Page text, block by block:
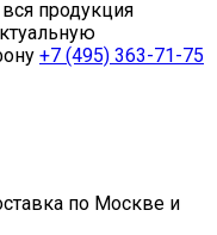
продукция
+7 (495) 363-71-75
по Москве и